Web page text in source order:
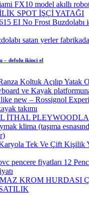
FX10 model akıllı
SPOT İŞÇİ YATAĞI
EI No Frost Buzdolabı
satan yerler
– defolu ikinci el
Koltuk Açılıp Yatak
ve Kayak
new – Rossignol
takımı
İTHAL
klima (taşıma
Tek Ve Çift Kişilik
pencere fiyatları 12
KROM HURDASI